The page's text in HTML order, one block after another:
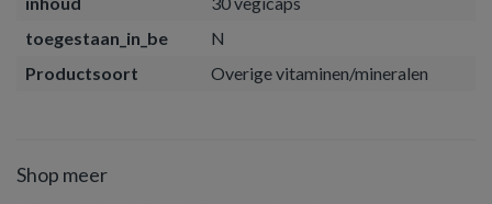
toegestaan_in_be
N
Productsoort
Overige vitaminen/mineralen
Shop meer